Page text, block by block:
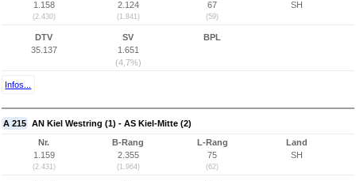
1.158
(2.430)
2.124
(1.841)
67
(59)
SH
DTV
35.137
SV
1.651
(4,7%)
BPL
Infos...
A 215 AN Kiel Westring (1) - AS Kiel-Mitte (2)
Nr.
1.159
(2.431)
B-Rang
2.355
(1.964)
L-Rang
75
(62)
Land
SH